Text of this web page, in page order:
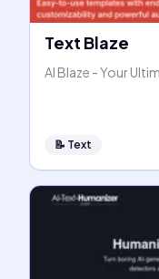
Text Blaze
AI Blaze - Your
📝 Text